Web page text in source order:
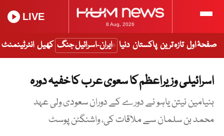
8 Aug, 2026
LIVE
صفحۂ اول تازہ ترین پاکستان دنیا ایران-اسرائیل جنگ کھیل انٹرٹینمنٹ
اسرائیلی وزیراعظم کا سعوی عرب کا خفیہ دورہ
بنیامین نیتن یاہو نے دورے کے دوران سعودی ولی عہد
محمد بن سلمان سے ملاقات کی، واشنگٹن پوسٹ